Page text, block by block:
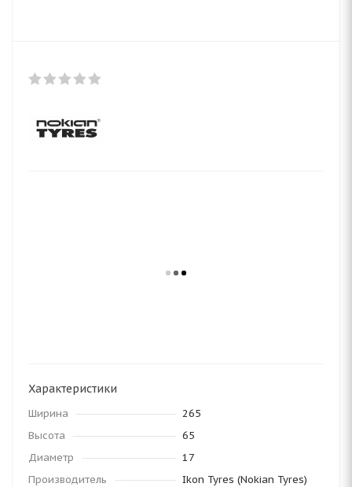
Характеристики
Ширина
265
Высота
65
Диаметр
17
Производитель
Ikon Tyres (Nokian Tyres)